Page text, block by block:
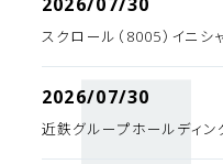
スクロール（8005）イニシ
2026/07/30
近鉄グループホールディン